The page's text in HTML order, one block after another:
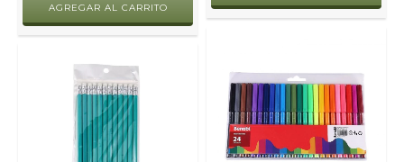
AGREGAR AL CARRITO